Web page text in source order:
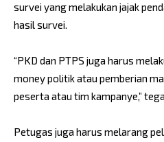
survei yang melakukan jajak
hasil survei.
“PKD dan PTPS juga harus
money politik atau pemberian
peserta atau tim kampanye,”
Petugas juga harus melarang